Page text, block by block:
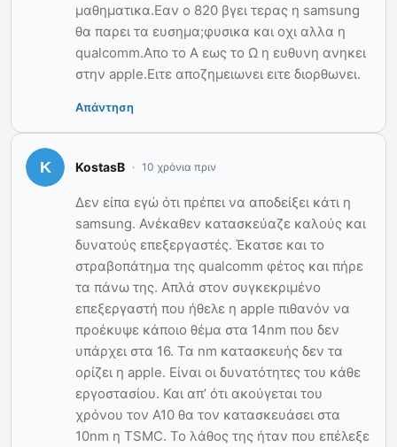
μαθηματικα.Εαν ο 820 βγει τερας η samsung
θα παρει τα ευσημα;φυσικα και οχι αλλα η
qualcomm.Απο το Α εως το Ω η ευθυνη ανηκει
στην apple.Ειτε αποζημειωνει ειτε διορθωνει.
Απάντηση
KostasB 10 χρόνια πριν
Δεν είπα εγώ ότι πρέπει να αποδείξει κάτι η
samsung. Ανέκαθεν κατασκεύαζε καλούς και
δυνατούς επεξεργαστές. Έκατσε και το
στραβοπάτημα της qualcomm φέτος και πήρε
τα πάνω της. Απλά στον συγκεκριμένο
επεξεργαστή που ήθελε η apple πιθανόν να
προέκυψε κάποιο θέμα στα 14nm που δεν
υπάρχει στα 16. Τα nm κατασκευής δεν τα
ορίζει η apple. Είναι οι δυνατότητες του κάθε
εργοστασίου. Και απ’ ότι ακούγεται του
χρόνου τον A10 θα τον κατασκευάσει στα
10nm η TSMC. Το λάθος της ήταν που επέλεξε